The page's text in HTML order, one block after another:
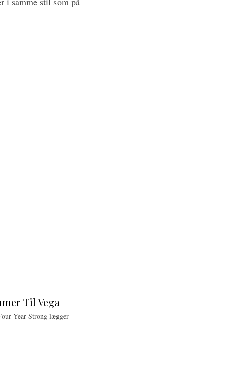
Til Vega
Year Strong lægger